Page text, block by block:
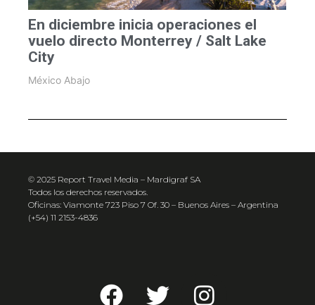
En diciembre inicia operaciones el
vuelo directo Monterrey / Salt Lake
City
México Abajo
© 2025 Report Travel Media – Mardigraf SA
Todos los derechos reservados.
Oficinas: Viamonte 723 Piso 7 Of. 30 – Buenos Aires – Argentina
(+54) 11 2153-4836